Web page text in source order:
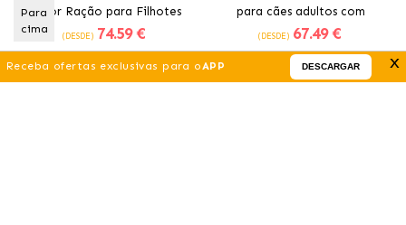
Junior Ração para Filhotes
com Frango e Peru
(DESDE) 74.59 €
Comprar
para cães adultos com
frango
(DESDE) 67.49 €
Comprar
Receba ofertas exclusivas para oAPP DESCARGAR x
Para
cima